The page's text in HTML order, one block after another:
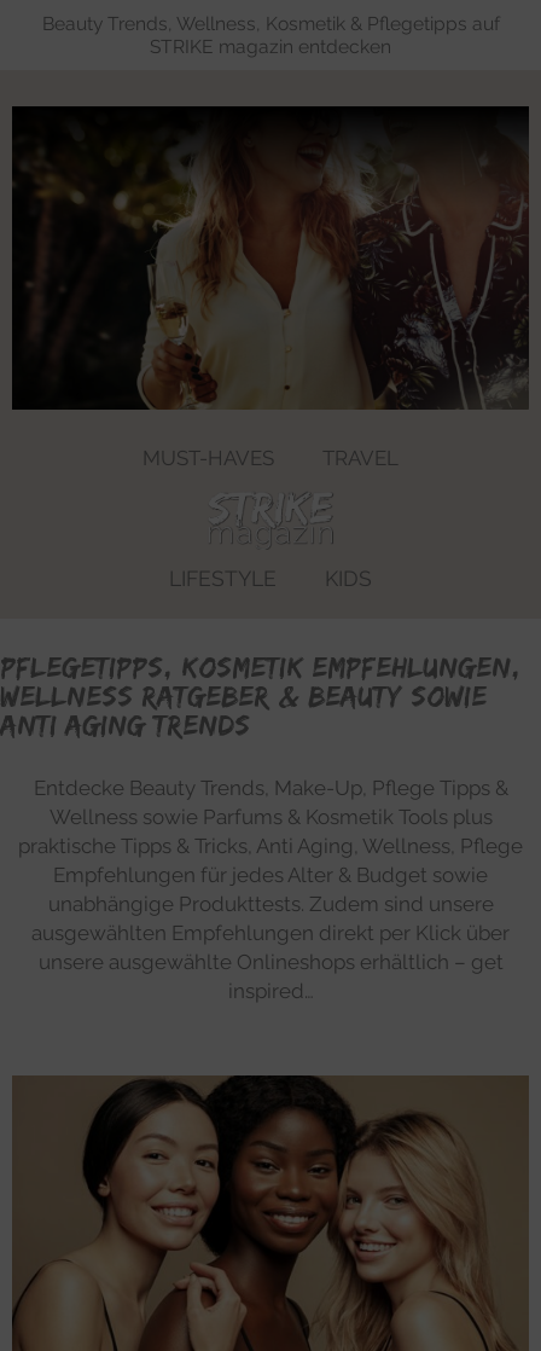
Beauty Trends, Wellness, Kosmetik & Pflegetipps auf
STRIKE magazin entdecken
MUST-HAVES TRAVEL
LIFESTYLE KIDS
Pflegetipps, Kosmetik Empfehlungen,
Wellness Ratgeber & Beauty sowie
Anti Aging Trends
Entdecke Beauty Trends, Make-Up, Pflege Tipps &
Wellness sowie Parfums & Kosmetik Tools plus
praktische Tipps & Tricks, Anti Aging, Wellness, Pflege
Empfehlungen für jedes Alter & Budget sowie
unabhängige Produkttests. Zudem sind unsere
ausgewählten Empfehlungen direkt per Klick über
unsere ausgewählte Onlineshops erhältlich – get
inspired…